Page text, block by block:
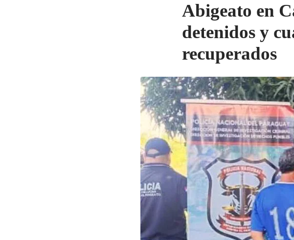
Abigeato en
detenidos y
recuperados